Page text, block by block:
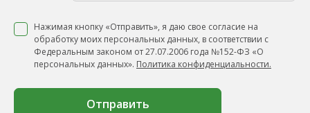
Нажимая кнопку «Отправить», я даю свое согласие на
обработку моих персональных данных, в соответствии с
Федеральным законом от 27.07.2006 года №152-ФЗ «О
персональных данных». Политика конфиденциальности.
Отправить